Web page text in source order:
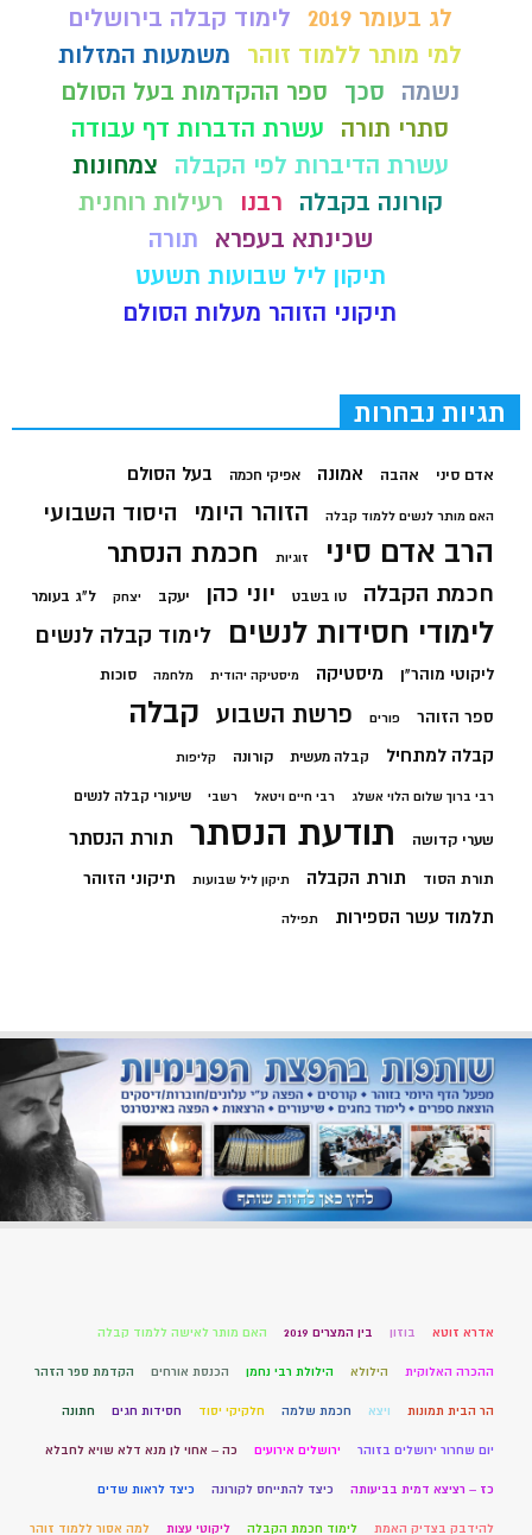
לג בעומר 2019
לימוד קבלה בירושלים
למי מותר ללמוד זוהר
משמעות המזלות
נשמה
סכך
ספר ההקדמות בעל הסולם
סתרי תורה
עשרת הדברות דף עבודה
עשרת הדיברות לפי הקבלה
צמחונות
קורונה בקבלה
רבנו
רעילות רוחנית
שכינתא בעפרא
תורה
תיקון ליל שבועות תשעט
תיקוני הזוהר מעלות הסולם
תגיות נבחרות
אדם סיני אהבה אמונה אפיקי חכמה בעל הסולם
האם מותר לנשים ללמוד קבלה הזוהר היומי היסוד השבועי
הרב אדם סיני זוגיות חכמת הנסתר
חכמת הקבלה טו בשבט יוני כהן יעקב יצחק ל"ג בעומר
לימודי חסידות לנשים לימוד קבלה לנשים
ליקוטי מוהר"ן מיסטיקה מיסטיקה יהודית מלחמה סוכות
ספר הזוהר פורים פרשת השבוע קבלה
קבלה למתחיל קבלה מעשית קורונה קליפות
רבי ברוך שלום הלוי אשלג רבי חיים ויטאל רשבי שיעורי קבלה לנשים
שערי קדושה תודעת הנסתר תורת הנסתר
תורת הסוד תורת הקבלה תיקון ליל שבועות תיקוני הזוהר
תלמוד עשר הספירות תפילה
אדרא זוטא בוזון בין המצרים 2019 האם מותר לאישה ללמוד קבלה
ההכרה האלוקית הילולא הילולת רבי נחמן הכנסת אורחים הקדמת ספר הזהר
הר הבית תמונות ויצא חכמת שלמה חלקיקי יסוד חסידות חגים חתונה
יום שחרור ירושלים בזוהר ירושלים אירועים כה – אחוי לן מנא דלא שויא לחבלא
כז – רציצא דמית בביעותה כיצד להתייחס לקורונה כיצד לראות שדים
להידבק בצדיק האמת לימוד חכמת הקבלה ליקוטי עצות למה אסור ללמוד זוהר